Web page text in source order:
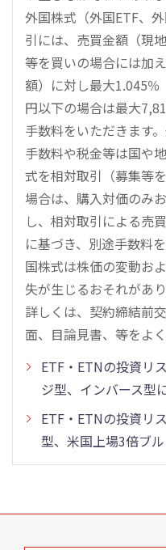
外国株式（外国ETF、
引には、売買金額（現
等を買いの場合には加
額）に対し最大1.045
円以下の場合は最大
手数料をいただきます
手数料や税金等は国や
式を相対取引（募集等
場合は、購入対価のみ
し、相対取引による売
に基づき、別途手数料
国株式は株価の変動お
失が生じるおそれがあり
詳しくは、契約締結前
面、目論見書、等をよ
ETF・ETNの投資リ
ジ型、インバース型
ETF・ETNの投資リ
型、米国上場3倍ブ
こ